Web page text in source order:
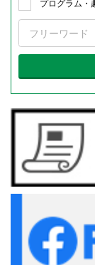
プログラム・